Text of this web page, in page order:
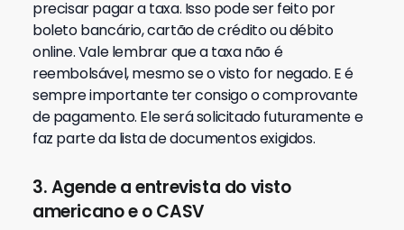
precisar pagar a taxa. Isso pode ser feito por
boleto bancário, cartão de crédito ou débito
online.Vale lembrar que a taxa não é
reembolsável, mesmo se o visto for negado. E é
sempre importante ter consigo o comprovante
de pagamento. Ele será solicitado futuramente e
faz parte da lista de documentos exigidos.
3. Agende a entrevista do visto
americano e o CASV